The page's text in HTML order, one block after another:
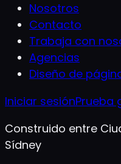
Nosotros
Contacto
Trabaja con
Agencias
Diseño de
Iniciar sesiónPrueba
Construido entre
Sídney